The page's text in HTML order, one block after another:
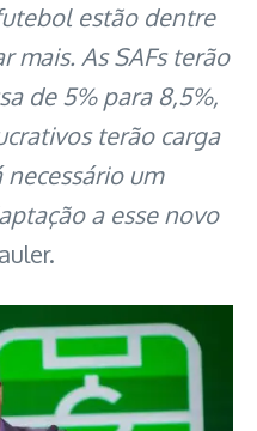
estão dentre
mais. As SAFs terão
de 5% para 8,5%,
terão carga
necessário um
a esse novo